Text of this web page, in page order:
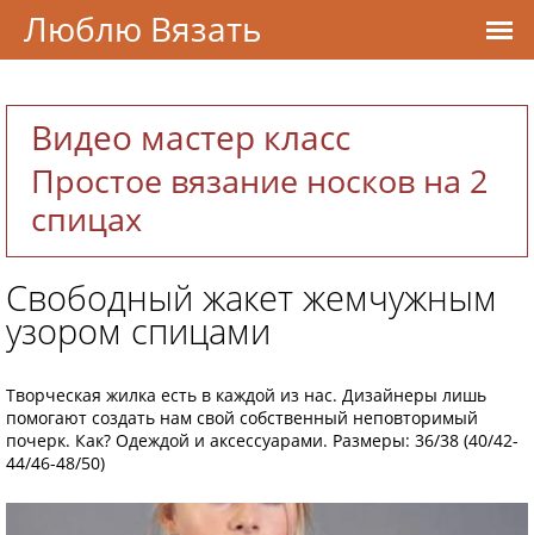
Видео мастер класс
Простое вязание носков на 2
спицах
Свободный жакет жемчужным
узором спицами
Творческая жилка есть в каждой из нас. Дизайнеры лишь
помогают создать нам свой собственный неповторимый
почерк. Как? Одеждой и аксессуарами. Размеры: 36/38 (40/42-
44/46-48/50)
Люблю Вязать